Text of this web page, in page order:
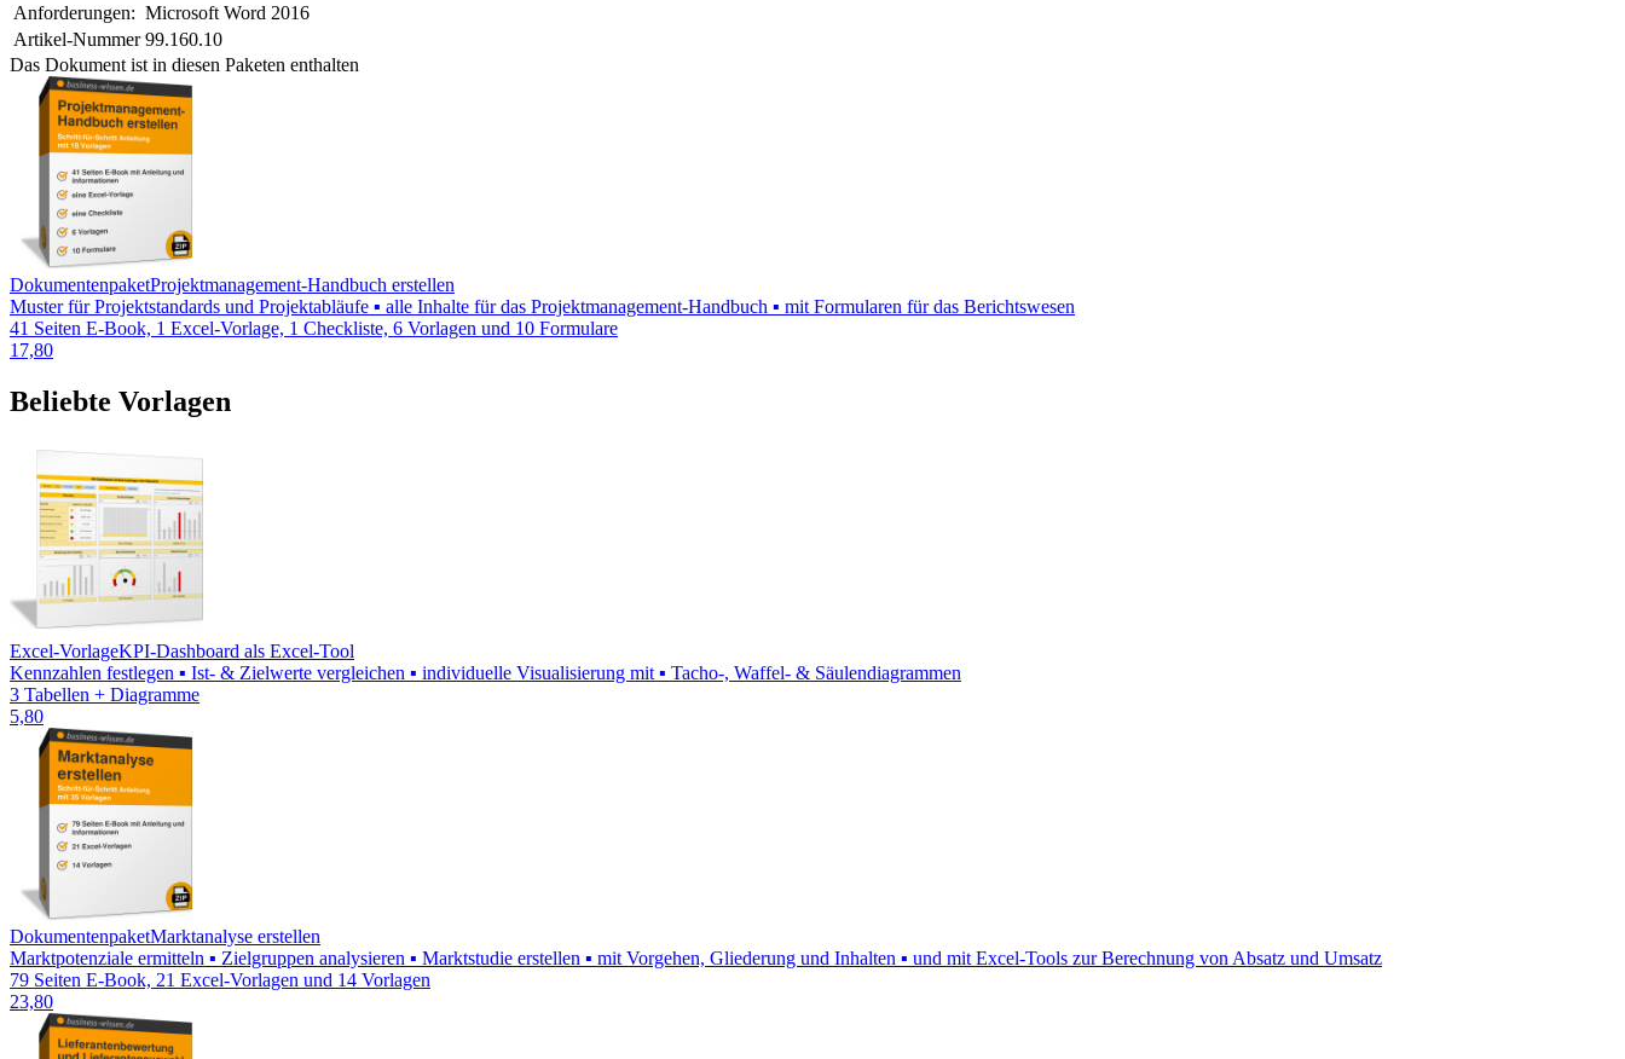
Anforderungen: Microsoft Word 2016
Artikel-Nummer 99.160.10
Das Dokument ist in diesen Paketen enthalten
DokumentenpaketProjektmanagement-Handbuch erstellen
Muster für Projektstandards und Projektabläufe ▪ alle Inhalte für das Projektmanagement-Handbuch ▪ mit Formularen für das Berichtswesen
41 Seiten E-Book, 1 Excel-Vorlage, 1 Checkliste, 6 Vorlagen und 10 Formulare
17,80
Beliebte Vorlagen
Excel-VorlageKPI-Dashboard als Excel-Tool
Kennzahlen festlegen ▪ Ist- & Zielwerte vergleichen ▪ individuelle Visualisierung mit ▪ Tacho-, Waffel- & Säulendiagrammen
3 Tabellen + Diagramme
5,80
DokumentenpaketMarktanalyse erstellen
Marktpotenziale ermitteln ▪ Zielgruppen analysieren ▪ Marktstudie erstellen ▪ mit Vorgehen, Gliederung und Inhalten ▪ und mit Excel-Tools zur Berechnung von Absatz und Umsatz
79 Seiten E-Book, 21 Excel-Vorlagen und 14 Vorlagen
23,80